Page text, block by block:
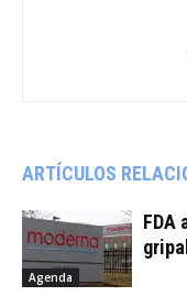
ARTÍCULOS
Agenda
FDA
gripal